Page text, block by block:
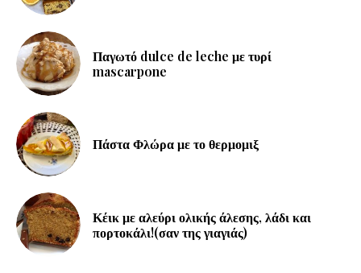
Παγωτό dulce de leche με τυρί
mascarpone
Πάστα Φλώρα με το θερμομιξ
Κέικ με αλεύρι ολικής άλεσης, λάδι και
πορτοκάλι!(σαν της γιαγιάς)